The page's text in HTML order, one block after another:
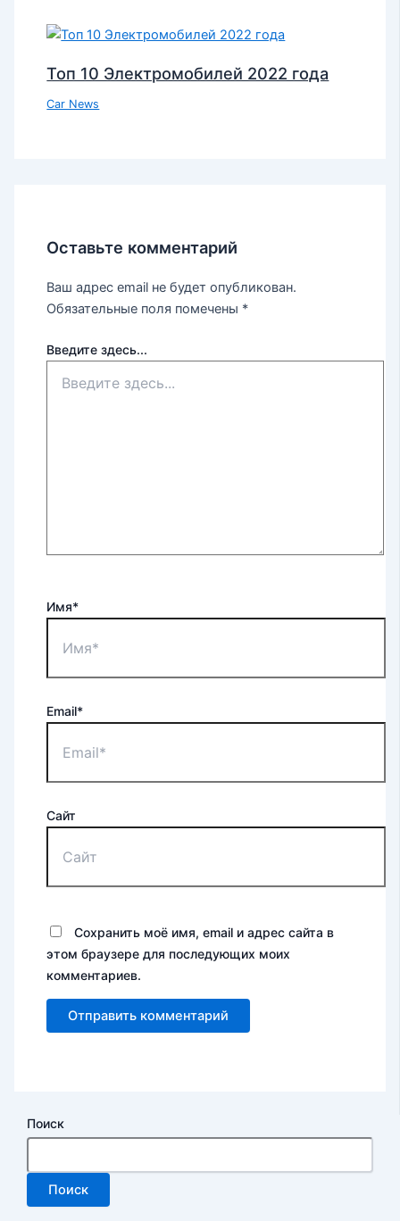
Топ 10 Электромобилей 2022 года
Car News
Оставьте комментарий
Ваш адрес email не будет опубликован.
Обязательные поля помечены *
Введите здесь...
Имя*
Email*
Сайт
Сохранить моё имя, email и адрес сайта в
этом браузере для последующих моих
комментариев.
Поиск
Поиск